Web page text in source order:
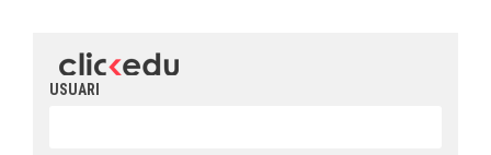
USUARI